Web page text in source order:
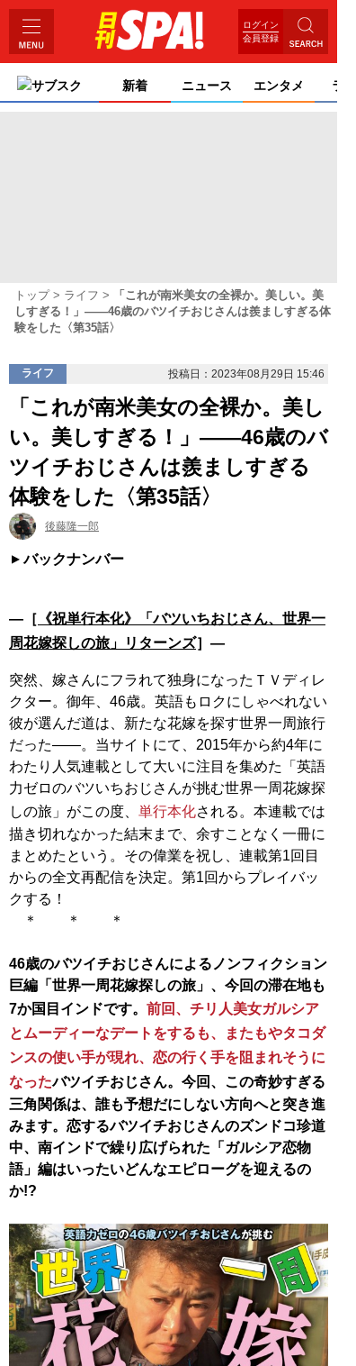
ログイン
会員登録
サブスク 新着 ニュース エンタメ ライ
トップ ライフ
「これが南米美女の全裸か。美しい。美
しすぎる！」――46歳のバツイチおじさんは羨ましすぎる体
験をした〈第35話〉
ライフ 投稿日：2023年08月29日 15:46
「これが南米美女の全裸か。美し
い。美しすぎる！」――46歳のバ
ツイチおじさんは羨ましすぎる
体験をした〈第35話〉
後藤隆一郎
バックナンバー
―［ 《祝単行本化》「バツいちおじさん、世界一
周花嫁探しの旅」リターンズ］―
突然、嫁さんにフラれて独身になったＴＶディレ
クター。御年、46歳。英語もロクにしゃべれない
彼が選んだ道は、新たな花嫁を探す世界一周旅行
だった――。当サイトにて、2015年から約4年に
わたり人気連載として大いに注目を集めた「英語
力ゼロのバツいちおじさんが挑む世界一周花嫁探
しの旅」がこの度、 単行本化される。本連載では
描き切れなかった結末まで、余すことなく一冊に
まとめたという。その偉業を祝し、連載第1回目
からの全文再配信を決定。第1回からプレイバッ
クする！
＊ ＊ ＊
46歳のバツイチおじさんによるノンフィクション
巨編「世界一周花嫁探しの旅」、今回の滞在地も
7か国目インドです。 前回、チリ人美女ガルシア
とムーディーなデートをするも、またもやタコダ
ンスの使い手が現れ、恋の行く手を阻まれそうに
なったバツイチおじさん。今回、この奇妙すぎる
三角関係は、誰も予想だにしない方向へと突き進
みます。恋するバツイチおじさんのズンドコ珍道
中、南インドで繰り広げられた「ガルシア恋物
語」編はいったいどんなエピローグを迎えるの
か!?